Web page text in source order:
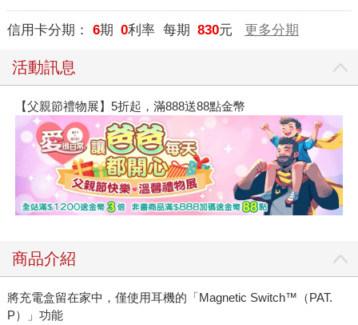
信用卡分期： 6期 0利率 每期 830元 更多分期
活動訊息
【父親節禮物展】5折起，滿888送88點金幣
商品介紹
將充電盒留在家中，僅使用耳機的「Magnetic Switch™️（PAT.
P）」功能